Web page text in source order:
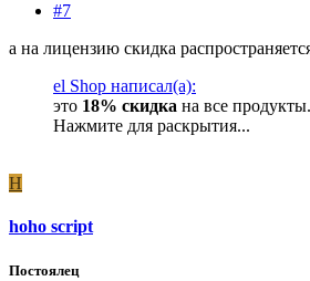
#7
а на лицензию скидка
el Shop написал(а):
это 18% скидка на все продукты.
Нажмите для раскрытия...
H
hoho script
Постоялец